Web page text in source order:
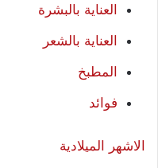
العناية بالبشرة
العناية بالشعر
المطبخ
فوائد
الاشهر الميلادية